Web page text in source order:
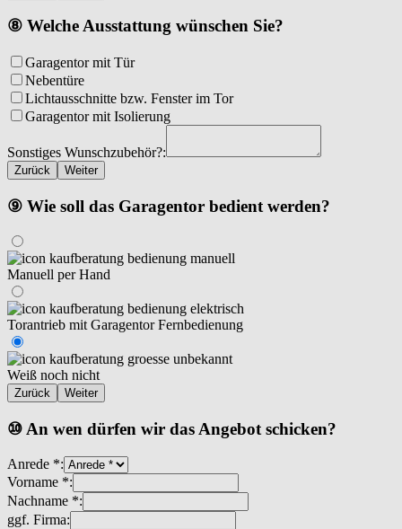
⑧ Welche Ausstattung wünschen Sie?
Garagentor mit Tür
Nebentüre
Lichtausschnitte bzw. Fenster im Tor
Garagentor mit Isolierung
Sonstiges Wunschzubehör?:
Zurück Weiter
⑨ Wie soll das Garagentor bedient werden?
Manuell per Hand
Torantrieb mit Garagentor Fernbedienung
Weiß noch nicht
Zurück Weiter
⑩ An wen dürfen wir das Angebot schicken?
Anrede *:
Vorname *:
Nachname *:
ggf. Firma: